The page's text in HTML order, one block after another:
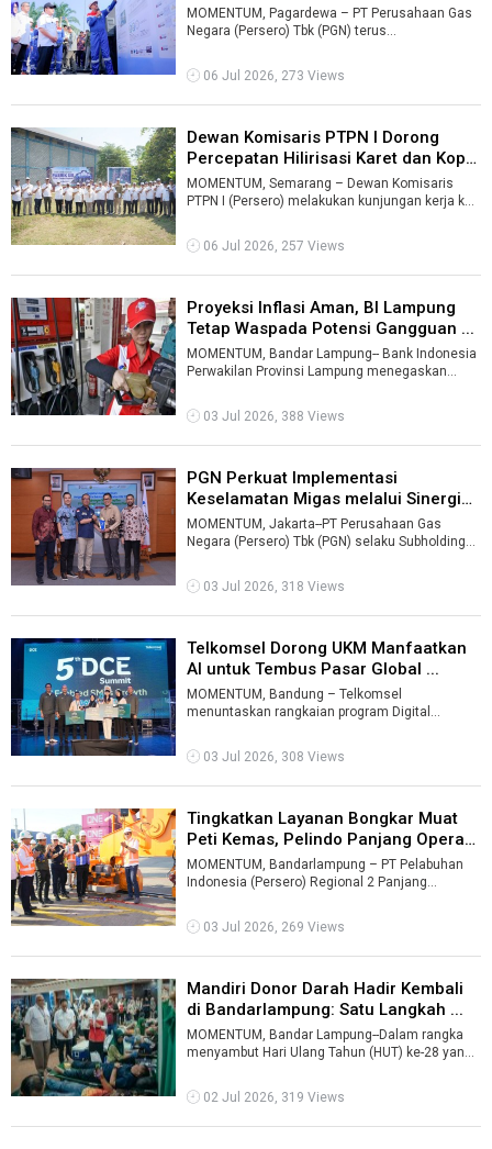
MOMENTUM, Pagardewa – PT Perusahaan Gas
Negara (Persero) Tbk (PGN) terus
nonkonvensional s ...
06 Jul 2026, 273 Views
Dewan Komisaris PTPN I Dorong
Percepatan Hilirisasi Karet dan Kop
...
MOMENTUM, Semarang – Dewan Komisaris
PTPN I (Persero) melakukan kunjungan kerja ke
06 Jul 2026, 257 Views
Proyeksi Inflasi Aman, BI Lampung
Tetap Waspada Potensi Gangguan ...
MOMENTUM, Bandar Lampung-- Bank Indonesia
Perwakilan Provinsi Lampung menegaskan
...
03 Jul 2026, 388 Views
PGN Perkuat Implementasi
Keselamatan Migas melalui Sinergi
dengan ...
MOMENTUM, Jakarta--PT Perusahaan Gas
Negara (Persero) Tbk (PGN) selaku Subholding
03 Jul 2026, 318 Views
Telkomsel Dorong UKM Manfaatkan
AI untuk Tembus Pasar Global ...
MOMENTUM, Bandung – Telkomsel
menuntaskan rangkaian program Digital
03 Jul 2026, 308 Views
Tingkatkan Layanan Bongkar Muat
Peti Kemas, Pelindo Panjang Opera
...
MOMENTUM, Bandarlampung – PT Pelabuhan
Indonesia (Persero) Regional 2 Panjang
03 Jul 2026, 269 Views
Mandiri Donor Darah Hadir Kembali
di Bandarlampung: Satu Langkah ...
MOMENTUM, Bandar Lampung--Dalam rangka
menyambut Hari Ulang Tahun (HUT) ke-28 yang
02 Jul 2026, 319 Views